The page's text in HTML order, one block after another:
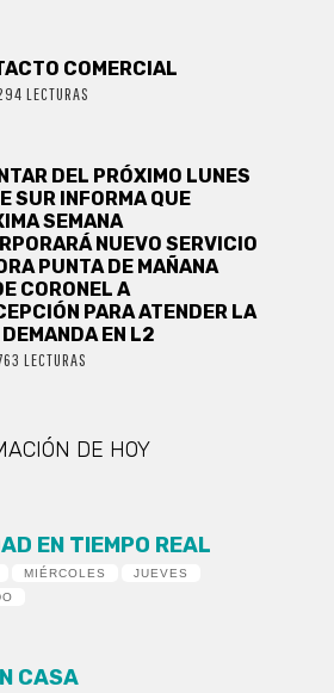
COMERCIAL
LECTURAS
DEL PRÓXIMO LUNES
SUR INFORMA QUE
SEMANA
NUEVO SERVICIO
PUNTA DE MAÑANA
CORONEL A
PARA ATENDER LA
EN L2
LECTURAS
DE HOY
EN TIEMPO REAL
MIÉRCOLES
JUEVES
CASA